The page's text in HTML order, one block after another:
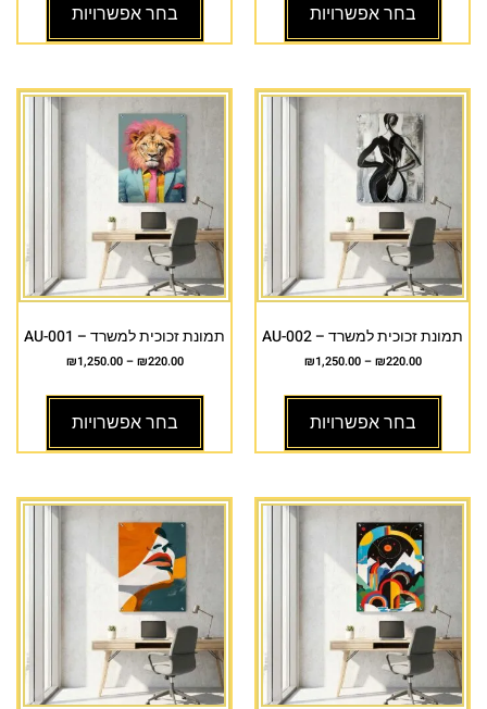
בחר אפשרויות בחר אפשרויות
תמונת זכוכית למשרד – AU-002
₪220.00
–
₪1,250.00
בחר אפשרויות
תמונת זכוכית למשרד – AU-001
₪220.00
–
₪1,250.00
בחר אפשרויות